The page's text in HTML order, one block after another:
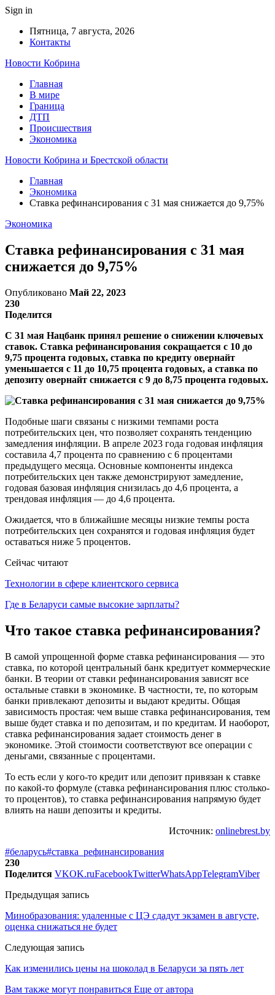
Sign in
Пятница, 7 августа, 2026
Контакты
Новости Кобрина
Главная
В мире
Граница
ДТП
Происшествия
Экономика
Новости Кобрина и Брестской области
Главная
Экономика
Ставка рефинансирования с 31 мая снижается до 9,75%
Экономика
Ставка рефинансирования с 31 мая
снижается до 9,75%
Опубликовано Май 22, 2023
230
Поделится
С 31 мая Нацбанк принял решение о снижении ключевых
ставок. Ставка рефинансирования сокращается с 10 до
9,75 процента годовых, ставка по кредиту овернайт
уменьшается с 11 до 10,75 процента годовых, а ставка по
депозиту овернайт снижается с 9 до 8,75 процента годовых.
Подобные шаги связаны с низкими темпами роста
потребительских цен, что позволяет сохранять тенденцию
замедления инфляции. В апреле 2023 года годовая инфляция
составила 4,7 процента по сравнению с 6 процентами
предыдущего месяца. Основные компоненты индекса
потребительских цен также демонстрируют замедление,
годовая базовая инфляция снизилась до 4,6 процента, а
трендовая инфляция — до 4,6 процента.
Ожидается, что в ближайшие месяцы низкие темпы роста
потребительских цен сохранятся и годовая инфляция будет
оставаться ниже 5 процентов.
Сейчас читают
Технологии в сфере клиентского сервиса
Где в Беларуси самые высокие зарплаты?
Что такое ставка рефинансирования?
В самой упрощенной форме ставка рефинансирования — это
ставка, по которой центральный банк кредитует коммерческие
банки. В теории от ставки рефинансирования зависят все
остальные ставки в экономике. В частности, те, по которым
банки привлекают депозиты и выдают кредиты. Общая
зависимость простая: чем выше ставка рефинансирования, тем
выше будет ставка и по депозитам, и по кредитам. И наоборот,
ставка рефинансирования задает стоимость денег в
экономике. Этой стоимости соответствуют все операции с
деньгами, связанные с процентами.
То есть если у кого-то кредит или депозит привязан к ставке
по какой-то формуле (ставка рефинансирования плюс столько-
то процентов), то ставка рефинансирования напрямую будет
влиять на наши депозиты и кредиты.
Источник: onlinebrest.by
#беларусь#ставка_рефинансирования
230
Поделится VKOK.ruFacebookTwitterWhatsAppTelegramViber
Предыдущая запись
Минобразования: удаленные с ЦЭ сдадут экзамен в августе,
оценка снижаться не будет
Следующая запись
Как изменились цены на шоколад в Беларуси за пять лет
Вам также могут понравиться Еще от автора